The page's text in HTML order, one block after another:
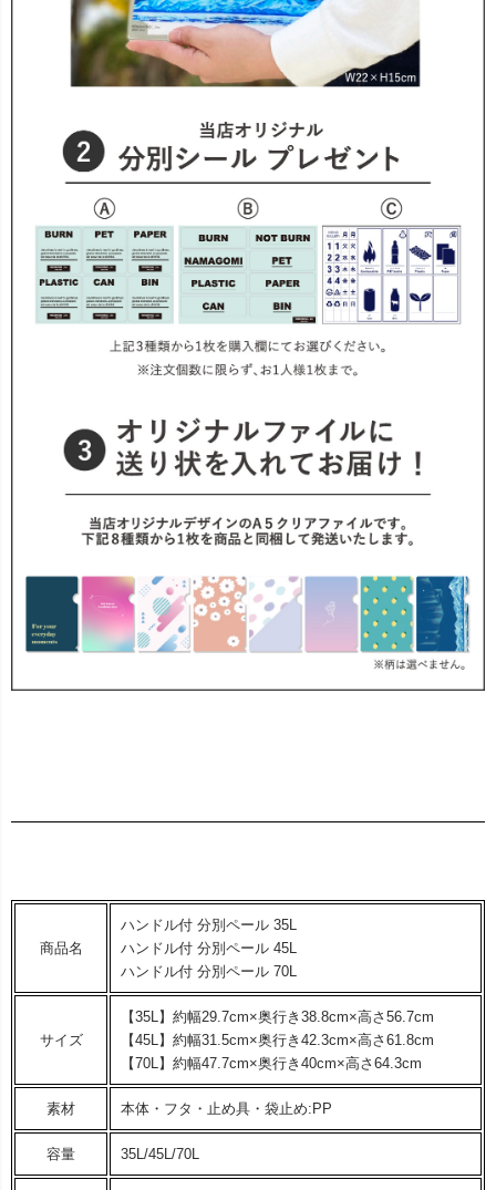
商品名
ハンドル付 分別ペール 35L
ハンドル付 分別ペール 45L
ハンドル付 分別ペール 70L
サイズ
【35L】約幅29.7cm×奥行き38.8cm×高さ56.7cm
【45L】約幅31.5cm×奥行き42.3cm×高さ61.8cm
【70L】約幅47.7cm×奥行き40cm×高さ64.3cm
素材 本体・フタ・止め具・袋止め:PP
容量 35L/45L/70L